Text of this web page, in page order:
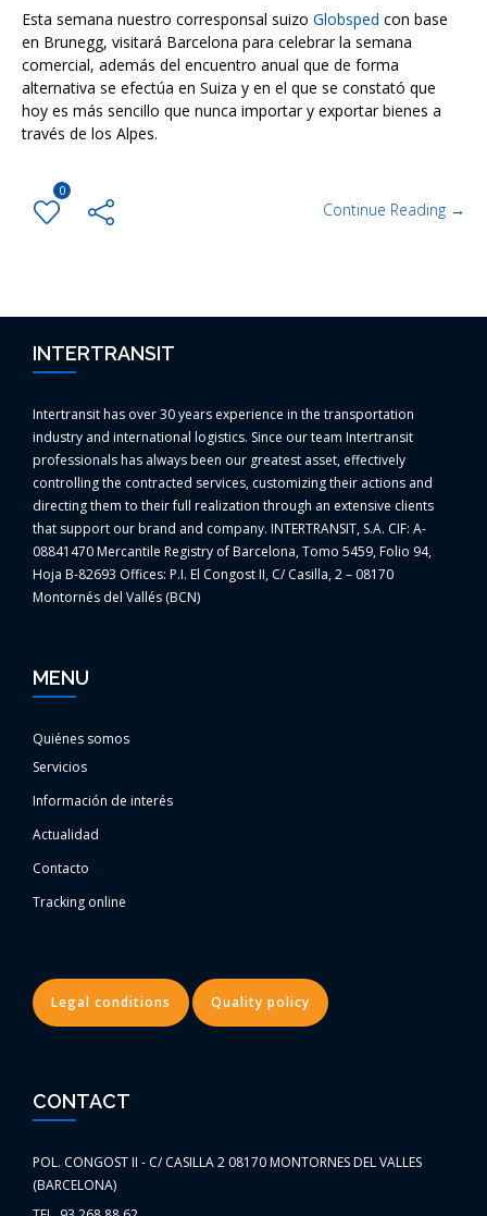
Esta semana nuestro corresponsal suizo Globsped con base
en Brunegg, visitará Barcelona para celebrar la semana
comercial, además del encuentro anual que de forma
alternativa se efectúa en Suiza y en el que se constató que
hoy es más sencillo que nunca importar y exportar bienes a
través de los Alpes.
0
Continue Reading →
INTERTRANSIT
Intertransit has over 30 years experience in the transportation
industry and international logistics. Since our team Intertransit
professionals has always been our greatest asset, effectively
controlling the contracted services, customizing their actions and
directing them to their full realization through an extensive clients
that support our brand and company. INTERTRANSIT, S.A. CIF: A-
08841470 Mercantile Registry of Barcelona, Tomo 5459, Folio 94,
Hoja B-82693 Offices: P.I. El Congost II, C/ Casilla, 2 – 08170
Montornés del Vallés (BCN)
MENU
Quiénes somos
Servicios
Información de interés
Actualidad
Contacto
Tracking online
Legal conditions Quality policy
CONTACT
POL. CONGOST II - C/ CASILLA 2 08170 MONTORNES DEL VALLES
(BARCELONA)